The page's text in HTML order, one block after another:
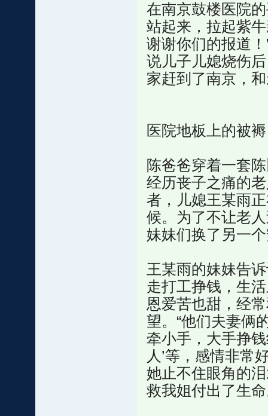
在南京鼓楼医院
站起来，拉起紫
谢谢你们的报道
说儿子儿媳烧伤
家赶到了南京，
医院地板上的被褥
陈爸爸穿着一套
经历丧子之痛的
者，儿媳王某雨
候。为了不让老
妹妹们换了另一
王某雨的妹妹告
走打工挣钱，生
恩爱苦也甜，经
望。“他们夫妻俩
牵小手，大手挣
人’等，感情非常
她止不住眼角的
救我姐付出了生命